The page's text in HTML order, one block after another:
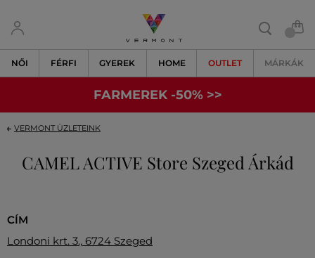
NŐI FÉRFI GYEREK HOME OUTLET MÁRKÁK
FARMEREK -50% >>
VERMONT ÜZLETEINK
CAMEL ACTIVE Store Szeged Árkád
CÍM
Londoni krt. 3., 6724 Szeged